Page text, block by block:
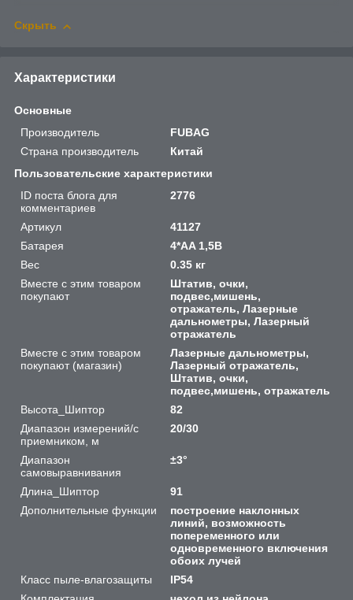
Скрыть
Характеристики
Основные
Производитель
FUBAG
Страна производитель
Китай
Пользовательские характеристики
ID поста блога для
комментариев
2776
Артикул
41127
Батарея
4*AA 1,5B
Вес
0.35 кг
Вместе с этим товаром
покупают
Штатив, очки,
подвес,мишень,
отражатель, Лазерные
дальнометры, Лазерный
отражатель
Вместе с этим товаром
покупают (магазин)
Лазерные дальнометры,
Лазерный отражатель,
Штатив, очки,
подвес,мишень, отражатель
Высота_Шиптор
82
Диапазон измерений/с
приемником, м
20/30
Диапазон
самовыравнивания
±3°
Длина_Шиптор
91
Дополнительные функции
построение наклонных
линий, возможность
попеременного или
одновременного включения
обоих лучей
Класс пыле-влагозащиты
IP54